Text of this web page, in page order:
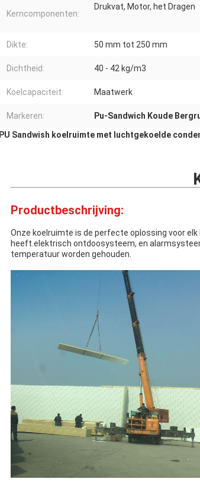
Kerncomponenten:
Drukvat, Motor, het Dragen
Dikte: 50 mm tot 250 mm
Dichtheid: 40 - 42 kg/m3
Koelcapaciteit: Maatwerk
Markeren: Pu-Sandwich Koude
PU Sandwish koelruimte met luchtgekoelde
Productbeschrijving:
Onze koelruimte is de perfecte oplossing voor
heeft.elektrisch ontdoosysteem, en
temperatuur worden gehouden.